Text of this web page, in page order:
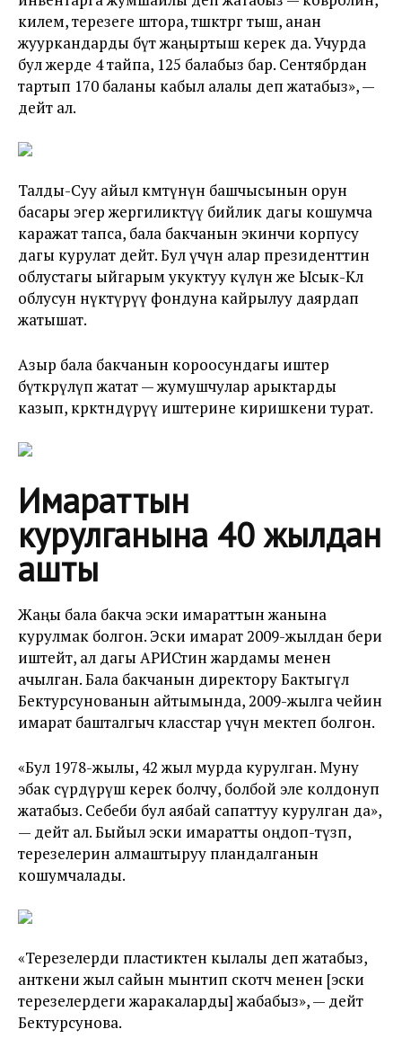
килем, терезеге штора, төшөктөргө тыш, анан
жууркандарды бүт жаңыртыш керек да. Учурда
бул жерде 4 тайпа, 125 балабыз бар. Сентябрдан
тартып 170 баланы кабыл алалы деп жатабыз», —
дейт ал.
Талды-Суу айыл өкмөтүнүн башчысынын орун
басары эгер жергиликтүү бийлик дагы кошумча
каражат тапса, бала бакчанын экинчи корпусу
дагы курулат дейт. Бул үчүн алар президенттин
облустагы ыйгарым укуктуу өкүлүнө же Ысык-Көл
облусун өнүктүрүү фондуна кайрылуу даярдап
жатышат.
Азыр бала бакчанын короосундагы иштер
бүткөрүлүп жатат — жумушчулар арыктарды
казып, көрктөндүрүү иштерине киришкени турат.
Имараттын
курулганына 40 жылдан
ашты
Жаңы бала бакча эски имараттын жанына
курулмак болгон. Эски имарат 2009-жылдан бери
иштейт, ал дагы АРИСтин жардамы менен
ачылган. Бала бакчанын директору Бактыгүл
Бектурсунованын айтымында, 2009-жылга чейин
имарат башталгыч класстар үчүн мектеп болгон.
«Бул 1978-жылы, 42 жыл мурда курулган. Муну
эбак сүрдүрүш керек болчу, болбой эле колдонуп
жатабыз. Себеби бул аябай сапаттуу курулган да»,
— дейт ал. Быйыл эски имаратты оңдоп-түзөп,
терезелерин алмаштыруу пландалганын
кошумчалады.
«Терезелерди пластиктен кылалы деп жатабыз,
анткени жыл сайын мынтип скотч менен [эски
терезелердеги жаракаларды] жабабыз», — дейт
Бектурсунова.